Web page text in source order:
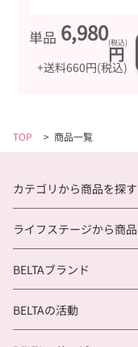
葉酸の他に鉄やビタミ
す。粒はツルっとして
★★★★★
す。私のお守りのように
妊活サプリ
妊活サプリを探してい
安心して飲めるものだと
5
単品 6,980
円
(税込)
+送料660円(税込)
TOP > 商品一覧
カテゴリから商品を探す
ライフステージから商
BELTAブランド
BELTAの活動